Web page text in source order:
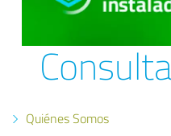
Quiénes Somos